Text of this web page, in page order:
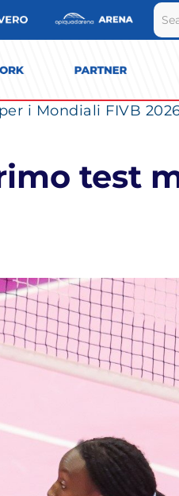
i Mondiali FIVB
test